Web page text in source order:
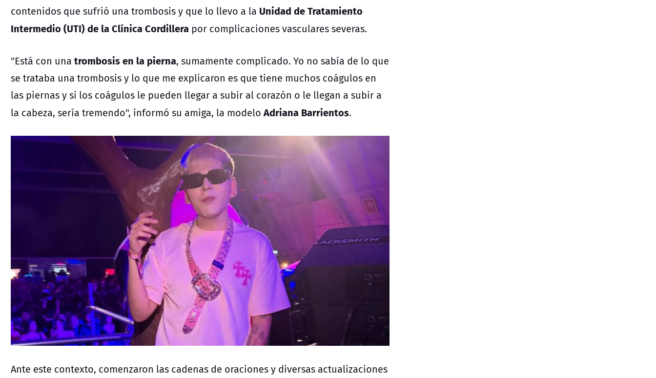
contenidos que sufrió una trombosis y que lo llevo a la Unidad de Tratamiento
Intermedio (UTI) de la Clínica Cordillera por complicaciones vasculares severas.
"Está con una trombosis en la pierna, sumamente complicado. Yo no sabía de lo que
se trataba una trombosis y lo que me explicaron es que tiene muchos coágulos en
las piernas y si los coágulos le pueden llegar a subir al corazón o le llegan a subir a
la cabeza, sería tremendo", informó su amiga, la modeloAdriana Barrientos.
Ante este contexto, comenzaron las cadenas de oraciones y diversas actualizaciones